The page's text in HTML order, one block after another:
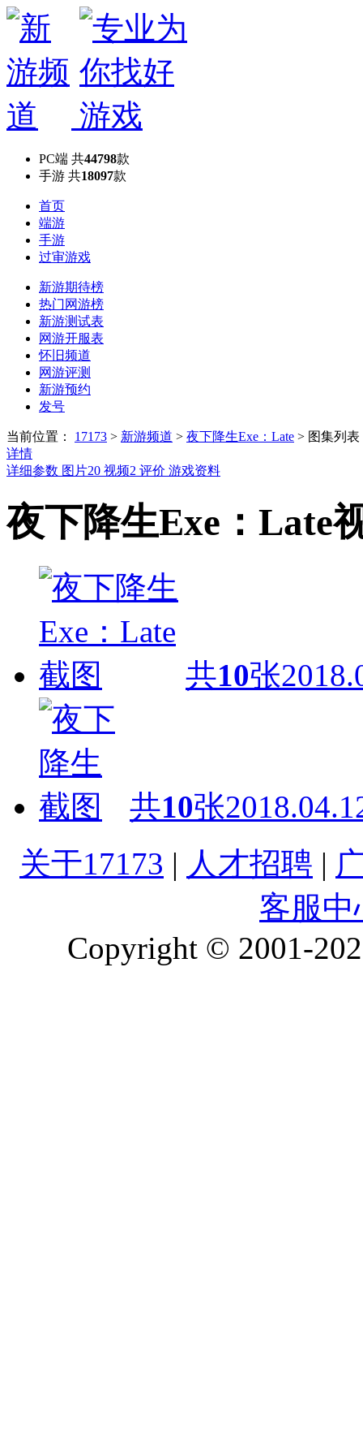
PC端 共44798款
手游 共18097款
首页
端游
手游
过审游戏
新游期待榜
热门网游榜
新游测试表
网游开服表
怀旧频道
网游评测
新游预约
发号
当前位置： 17173 > 新游频道 > 夜下降生Exe：Late > 图集列表
详情
详细参数 图片20 视频2 评价 游戏资料
夜下降生Exe：Late
共10张
共10张
关于17173 | 人才招聘 |
客服中
Copyright © 2001-